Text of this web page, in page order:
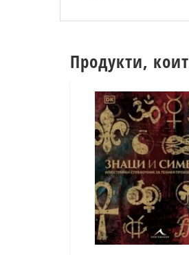
Продукти,